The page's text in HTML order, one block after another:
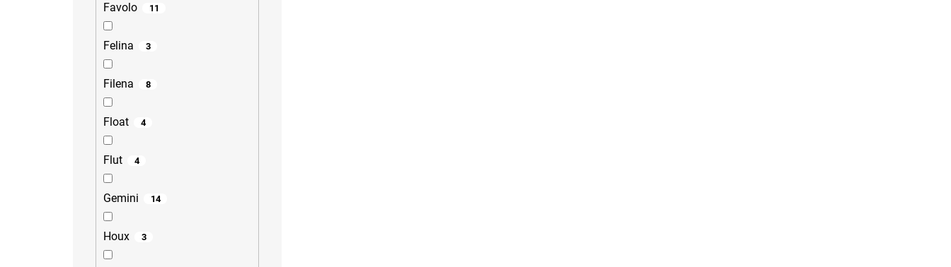
Favolo 11
Felina 3
Filena 8
Float 4
Flut 4
Gemini 14
Houx 3